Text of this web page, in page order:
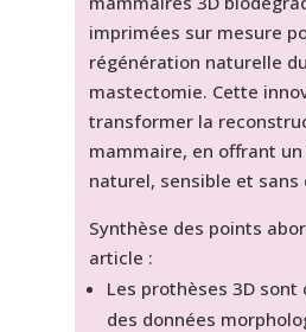
imprimées sur mesure
régénération naturelle
mastectomie. Cette
transformer la
mammaire, en offrant
naturel, sensible et sans
Synthèse des points
article :
Les prothèses 3D
des données